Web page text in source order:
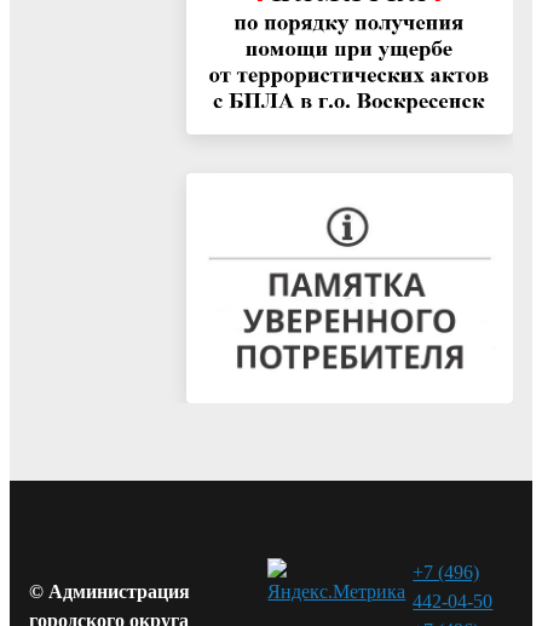
© Администрация
городского округа
+7 (496)
442-04-50